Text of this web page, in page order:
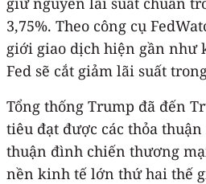
3,75%. Theo công cụ
giới giao dịch hiện gần như
Fed sẽ cắt giảm lãi suất
Tổng thống Trump đã đến
tiêu đạt được các thỏa
thuận đình chiến thương
nền kinh tế lớn thứ hai thế